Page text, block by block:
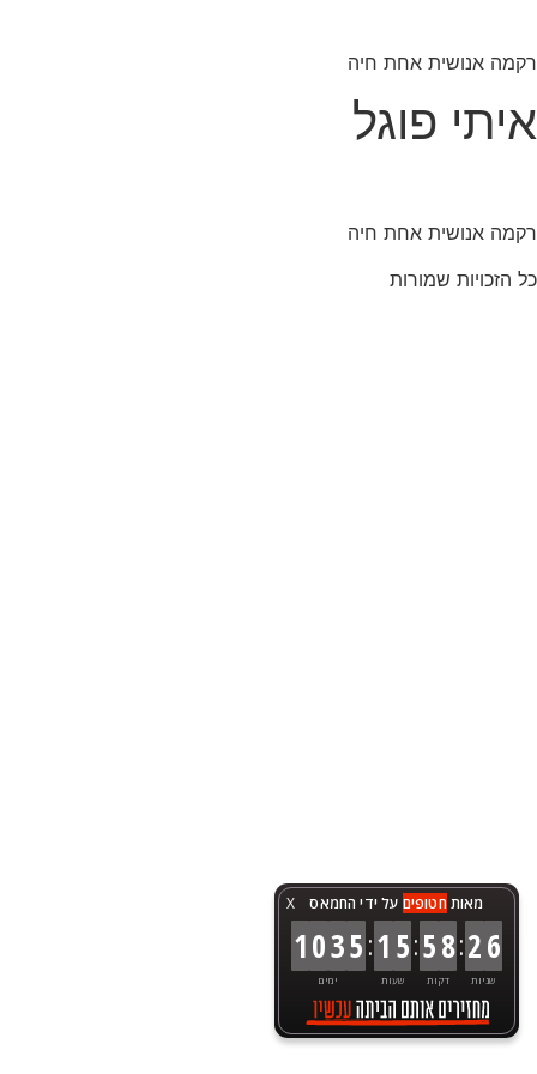
X מאותחטופים על ידי החמאס
1035
ימים
:15
שעות
:58
דקות
:26
שניות
רקמה אנושית אחת חיה
איתי פוגל
רקמה אנושית אחת חיה
כל הזכויות שמורות